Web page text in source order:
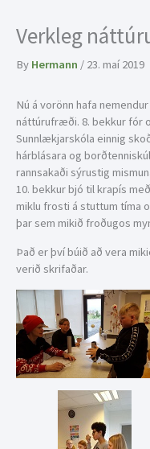
Verkleg
By Hermann / 23. maí 2019
Nú á vorönn hafa
náttúrufræði. 8. bekkur fór
Sunnlækjarskóla einnig
hárblásara og
rannsakaði sýrustig
10. bekkur bjó til krapís
miklu frosti á stuttum tíma
þar sem mikið froðugos
Það er því búið að vera
verið skrifaðar.